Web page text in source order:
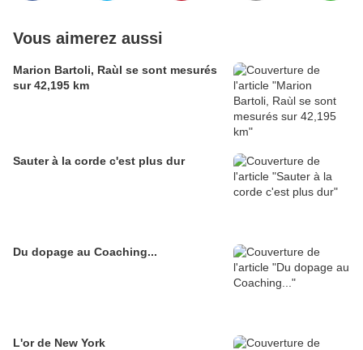
Vous aimerez aussi
Marion Bartoli, Raùl se sont mesurés
sur 42,195 km
Sauter à la corde c'est plus dur
Du dopage au Coaching...
L'or de New York